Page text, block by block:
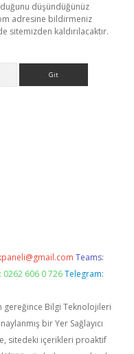
düşündüğünüz
adresine bildirmeniz
sitemizden kaldırılacaktır.
Teams:
606 0 726 Telegram:
gereğince Bilgi Teknolojileri
bir Yer Sağlayıcı
sitedeki içerikleri proaktif